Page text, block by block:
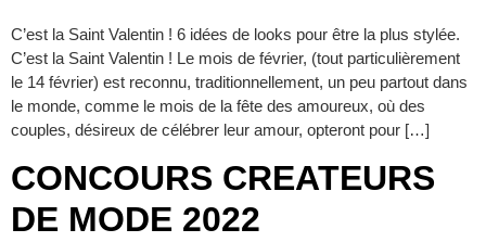
C’est la Saint Valentin ! 6 idées de looks pour être la plus stylée.
C’est la Saint Valentin ! Le mois de février, (tout particulièrement
le 14 février) est reconnu, traditionnellement, un peu partout dans
le monde, comme le mois de la fête des amoureux, où des
couples, désireux de célébrer leur amour, opteront pour […]
CONCOURS CREATEURS
DE MODE 2022